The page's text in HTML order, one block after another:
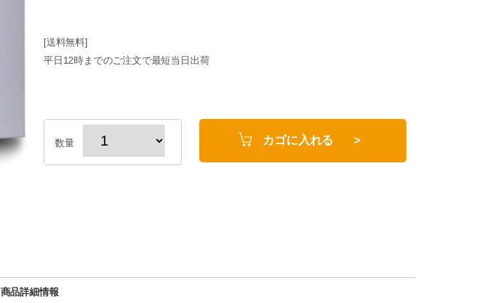
[送料無料]
平日12時までのご注文で最短当日出荷
数量 カゴに入れる >
商品詳細情報